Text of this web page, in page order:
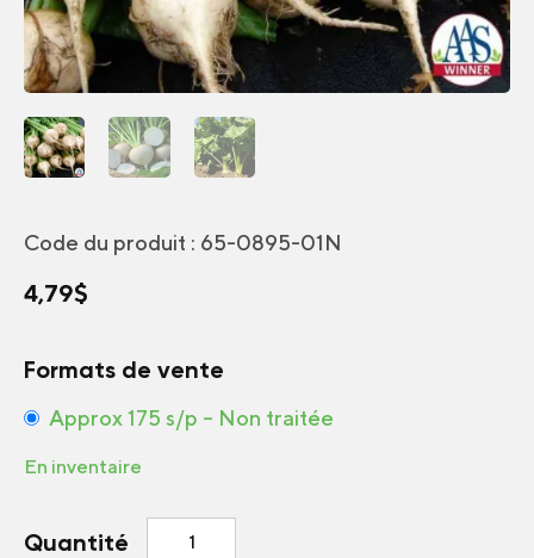
Code du produit : 65-0895-01N
4,79$
Formats de vente
Approx 175 s/p – Non traitée
En inventaire
Quantité
quantité